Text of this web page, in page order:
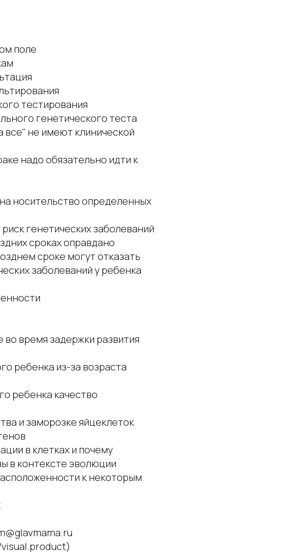
поле
тестирования
генетического теста
не имеют клинической
надо обязательно идти к
носительство определенных
генетических заболеваний
сроках оправдано
сроке могут отказать
заболеваний у ребенка
во время задержки развития
ребенка из-за возраста
ребенка качество
и заморозке яйцеклеток
в клетках и почему
в контексте эволюции
к некоторым
visual.product)